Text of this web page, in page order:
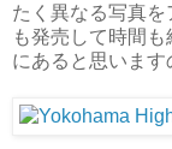
たく異なる写真
も発売して時間
にあると思います